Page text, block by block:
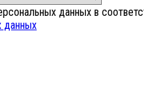
данных в
данных